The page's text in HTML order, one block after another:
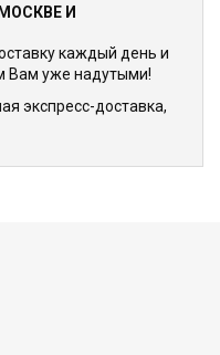
И
каждый день и
Вам уже надутыми!
экспресс-доставка,